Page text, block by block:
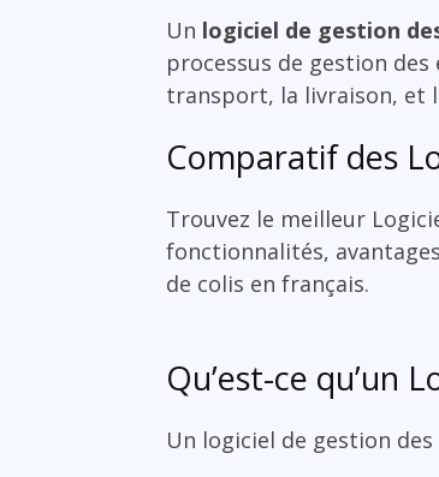
Un logiciel de gestion
processus de gestion
transport, la livraison, et
Comparatif des
Trouvez le meilleur
fonctionnalités,
de colis en français.
Qu’est-ce qu’un
Un logiciel de gestion